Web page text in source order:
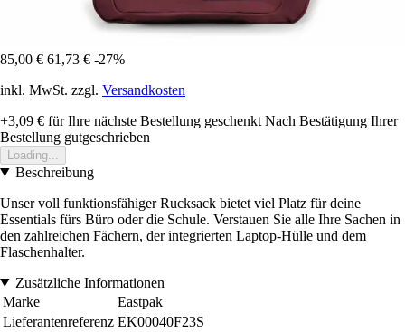
85,00 € 61,73 € -27%
inkl. MwSt. zzgl. Versandkosten
+3,09 € für Ihre nächste Bestellung geschenkt Nach Bestätigung Ihrer
Bestellung gutgeschrieben
Loading...
Beschreibung
Unser voll funktionsfähiger Rucksack bietet viel Platz für deine
Essentials fürs Büro oder die Schule. Verstauen Sie alle Ihre Sachen in
den zahlreichen Fächern, der integrierten Laptop-Hülle und dem
Flaschenhalter.
Zusätzliche Informationen
Marke
Eastpak
Lieferantenreferenz EK00040F23S